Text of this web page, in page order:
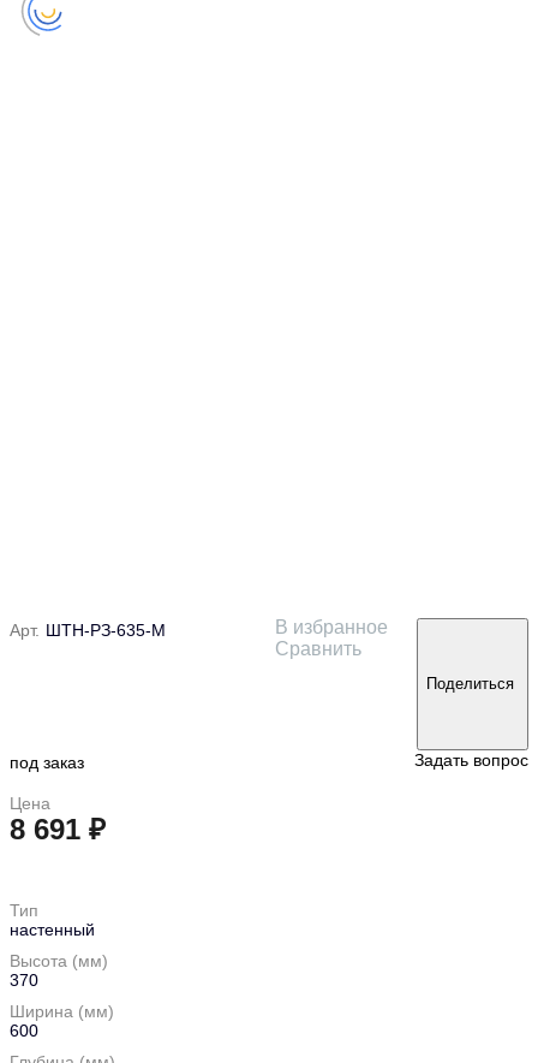
Арт. ШТН-РЗ-635-М
В избранное
Сравнить
Поделиться
под заказ Задать вопрос
Цена
8 691 ₽
Тип
настенный
Высота (мм)
370
Ширина (мм)
600